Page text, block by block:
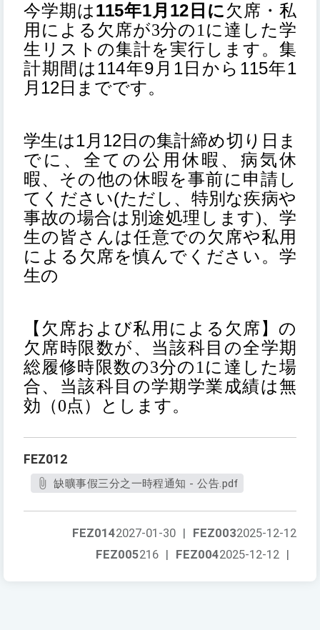
今学期は115年1月 12 日に欠席・私
用による欠席が3分の1に達した学
生リストの集計を実行します。集
計期間は114年9 月 1日から 115年1
月 12日までです。
学生は1月 12日の集計締め切り日ま
でに、全ての公用休暇、病気休
暇、その他の休暇を事前に申請し
てください(ただし、特別な疾病や
事故の場合は別途処理します)、学
生の皆さんは任意での欠席や私用
による欠席を慎んでください。 学
生の
【欠席および私用による欠席】 の
欠席時限数が、当該科目の全学期
総履修時限数の3分の1に達した場
合、当該科目の学期学業成績は無
効（0点）とします。
FEZ012
缺曠事假三分之一時程通知 - 公告.pdf
FEZ0032025-12-12
FEZ0142027-01-30 |
FEZ0042025-12-12 |
FEZ005216 |